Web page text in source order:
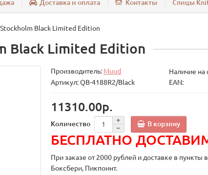
Доставка и оплата Контакты Спицы
Black Limited Edition
Black Limited Edition
Производитель: Muud
Наличие на
Артикул: QB-4188R2/Black
EAN:
11310.00р.
Количество В корзину
БЕСПЛАТНО
При заказе от 2000 рублей и доставке в пункты
Боксбери, Пикпоинт.